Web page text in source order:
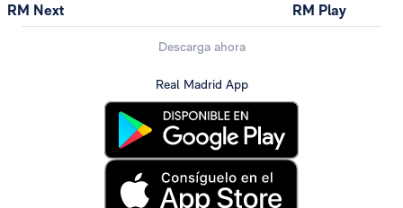
RM Next RM Play
Descarga ahora
Real Madrid App